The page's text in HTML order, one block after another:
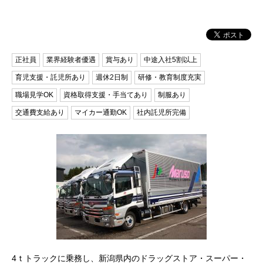
正社員 業界経験者優遇 賞与あり 中途入社5割以上
育児支援・託児所あり 週休2日制 研修・教育制度充実
職場見学OK 資格取得支援・手当てあり 制服あり
交通費支給あり マイカー通勤OK 社内託児所完備
4ｔトラックに乗務し、新潟県内のドラッグストア・スーパー・